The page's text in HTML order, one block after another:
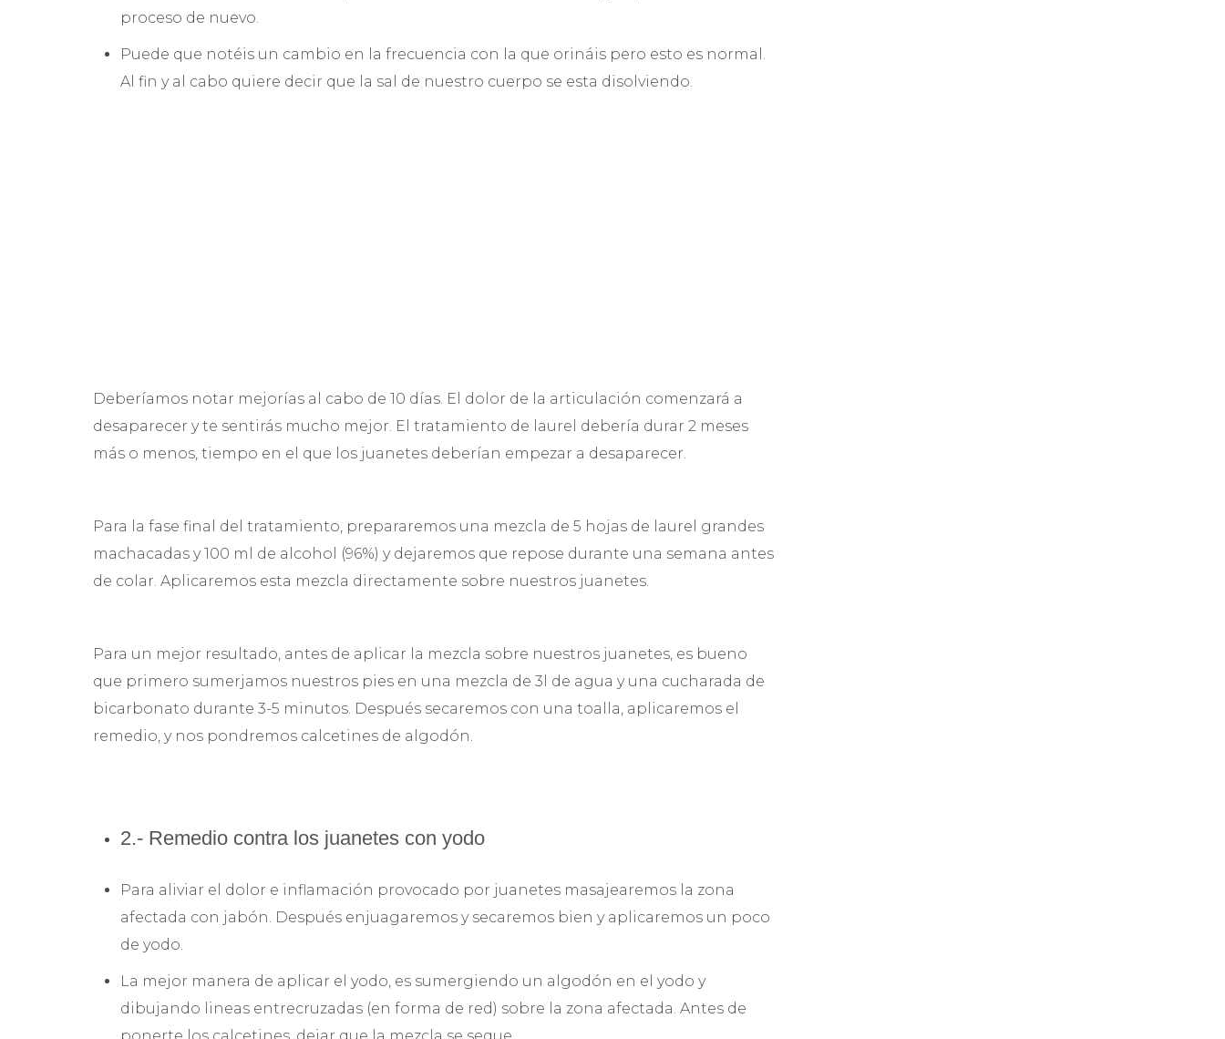
proceso de nuevo.
Puede que notéis un cambio en la frecuencia con la que orináis pero esto es normal.
Al fin y al cabo quiere decir que la sal de nuestro cuerpo se esta disolviendo.
Deberíamos notar mejorías al cabo de 10 días. El dolor de la articulación comenzará a
desaparecer y te sentirás mucho mejor. El tratamiento de laurel debería durar 2 meses
más o menos, tiempo en el que los juanetes deberían empezar a desaparecer.
Para la fase final del tratamiento, prepararemos una mezcla de 5 hojas de laurel grandes
machacadas y 100 ml de alcohol (96%) y dejaremos que repose durante una semana antes
de colar. Aplicaremos esta mezcla directamente sobre nuestros juanetes.
Para un mejor resultado, antes de aplicar la mezcla sobre nuestros juanetes, es bueno
que primero sumerjamos nuestros pies en una mezcla de 3l de agua y una cucharada de
bicarbonato durante 3-5 minutos. Después secaremos con una toalla, aplicaremos el
remedio, y nos pondremos calcetines de algodón.
2.- Remedio contra los juanetes con yodo
Para aliviar el dolor e inflamación provocado por juanetes masajearemos la zona
afectada con jabón. Después enjuagaremos y secaremos bien y aplicaremos un poco
de yodo.
La mejor manera de aplicar el yodo, es sumergiendo un algodón en el yodo y
dibujando lineas entrecruzadas (en forma de red) sobre la zona afectada. Antes de